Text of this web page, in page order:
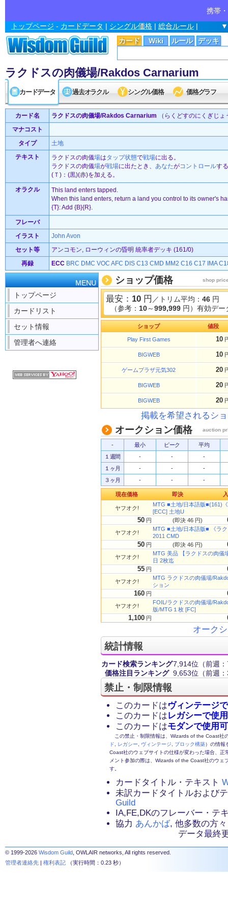
携帯
カード Wiki ルール デッキ
トップページ - カードデータ | シングル価格 | 総合ルール |
ラクドスの肉儀場/Rakdos Carnarium
カードデータ 過去オラクル シングル価格 価格グラフ
カード名 ラクドスの肉儀場/Rakdos Carnarium （らくどすのにくぎじょ
マナコスト
タイプ
土地
テキスト
ラクドスの肉儀場はタップ状態で戦場に出る。
ラクドスの肉儀場が戦場に出たとき、 あなたがコントロールする
(Ｔ)：(黒)(赤)を加える。
オラクル
This land enters tapped.
When this land enters, return a land you control to its owner's
{T}: Add {B}{R}.
フレーバ
イラスト
John Avon
セット等
アンコモン, ローウィンの昏明 統率者デッキ (161/0)
再録
ECC BRC DMC VOC AFC DIS C13 CMD MM2 C16 C17 IMA
MENU
トップページ
カードリスト
セット情報
管理者へ連絡
ショップ価格 shop
最安： 10 円 ／トリム平均： 46 円
（参考： 10～999,999 円）有効デ
ショップ 値段
Play First Games 10
BIGWEB 10
ゲームプラザ元気302 20
BIGWEB 20
BIGWEB 20
掲載を希望されるシ
オークション価格 auction
- 最小 ピーク
平均
１週間
- -
-
１ヶ月
- -
-
３ヶ月
- - -
現在価格 即決
ヤフオク!
MTG ■土地/日本語版■(161)
[ECC] 土地U
50 円 (即決 46 円)
ヤフオク!
MTG ■土地/日本語版■ 《ラ
2011 CMD
50 円 (即決 46 円)
ヤフオク!
MTG 美品 【ラクドスの肉儀
日 2枚迄
55 円
ヤフオク!
MTG ラクドスの肉儀場/
ション
160 円
ヤフオク!
FOIL/ラクドスの肉儀場/
版/MTG１枚 [FC]
1,100 円
オーク
統計情報
カード検索ランキング7,914位 （前週
価格注目ランキング 9,653位 （前週
禁止・制限情報
このカードはヴィンテージ
このカードはレガシーで使
このカードはモダンで使用
この禁止・制限情報は、Wizards of the Coast社
ド
レガシー ヴィンテージ ブロック構築）の情報
Coast社のウェブサイトの仕様が変わった場合、
メント参加の際は、Wizards of the Coast社のウェ
す。
カードタイトル・テキスト
未訳カードタイトルおよび
Guild
IA,FE,DKのフレーバー・テ
協力 あんかば, 他多数の方々
データ最終
© 1999-2026 Wisdom Guild , OWLAIR networks, All rights reserved.
管理者連絡先 | 権利表記 （実行時間：0.23 秒）